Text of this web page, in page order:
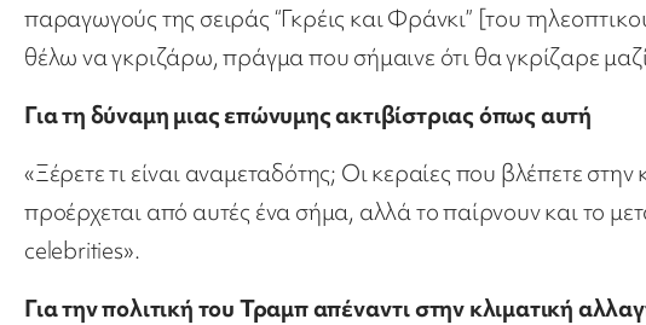
παραγωγούς της σειράς “Γκρέις και Φράνκι” [του
θέλω να γκριζάρω, πράγμα που σήμαινε ότι θα γκρίζαρε
Για τη δύναμη μιας επώνυμης ακτιβίστριας όπως αυτή
«Ξέρετε τι είναι αναμεταδότης; Οι κεραίες που βλέπετε
προέρχεται από αυτές ένα σήμα, αλλά το παίρνουν και το
celebrities».
Για την πολιτική του Τραμπ απέναντι στην κλιματική